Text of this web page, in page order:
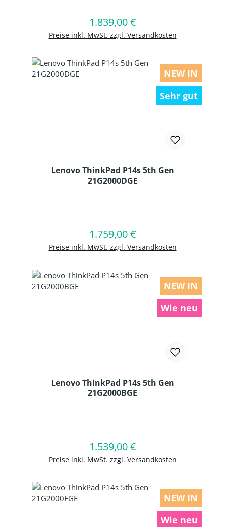
Regulärer Preis:
1.839,00 €
Preise inkl. MwSt. zzgl. Versandkosten
In den Warenkorb
NEW IN
Sehr gut
Lenovo ThinkPad P14s 5th Gen
21G2000DGE
Regulärer Preis:
1.759,00 €
Preise inkl. MwSt. zzgl. Versandkosten
In den Warenkorb
NEW IN
Wie neu
Lenovo ThinkPad P14s 5th Gen
21G2000BGE
Regulärer Preis:
1.539,00 €
Preise inkl. MwSt. zzgl. Versandkosten
In den Warenkorb
NEW IN
Wie neu